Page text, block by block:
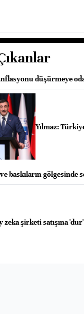
düşürmeye
Yılmaz:
baskıların gölgesinde
zeka şirketi satışına